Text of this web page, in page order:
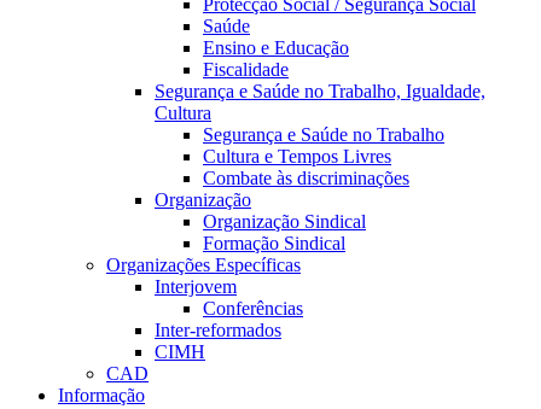
Saúde
Ensino e Educação
Fiscalidade
Segurança e Saúde no Trabalho, Igualdade,
Cultura
Segurança e Saúde no Trabalho
Cultura e Tempos Livres
Combate às discriminações
Organização
Organização Sindical
Formação Sindical
Organizações Específicas
Interjovem
Conferências
Inter-reformados
CIMH
CAD
Informação